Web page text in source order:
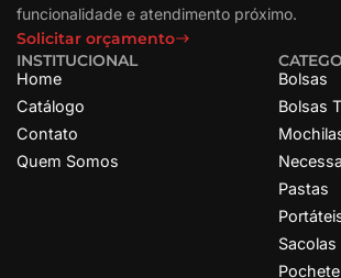
funcionalidade e atendimento próximo.
Solicitar orçamento
INSTITUCIONAL
Home
Catálogo
Contato
Quem Somos
Bolsas
Bolsas
Pastas
Sacolas
Pochete